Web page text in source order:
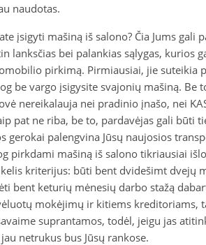
naudotas.
įsigyti mašiną iš salono? Čia Jums gali
lanksčias bei palankias sąlygas, kurios
pirkimą. Pirmiausiai, jie suteikia
be vargo įsigysite svajonių mašiną. Be
nereikalauja nei pradinio įnašo, nei
pat ne riba, be to, pardavėjas gali būti
gerokai palengvina Jūsų naujosios
pirkdami mašiną iš salono tikriausiai
kriterijus: būti bent dvidešimt dvejų
bent keturių mėnesių darbo stažą
mokėjimų ir kitiems kreditoriams,
suprantamos, todėl, jeigu jas
netrukus bus Jūsų rankose.